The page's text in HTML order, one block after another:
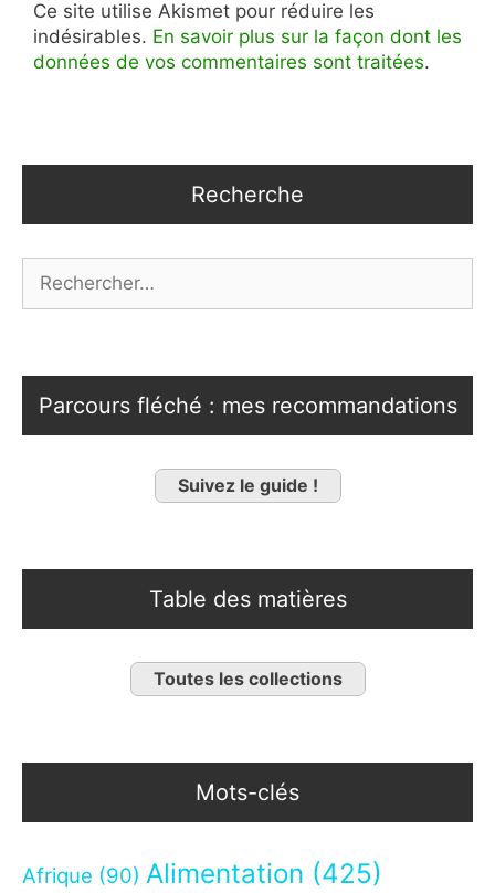
Ce site utilise Akismet pour réduire les
indésirables. En savoir plus sur la façon dont les
données de vos commentaires sont traitées.
Recherche
Parcours fléché : mes recommandations
Suivez le guide !
Table des matières
Toutes les collections
Mots-clés
Afrique (90) Alimentation (425)